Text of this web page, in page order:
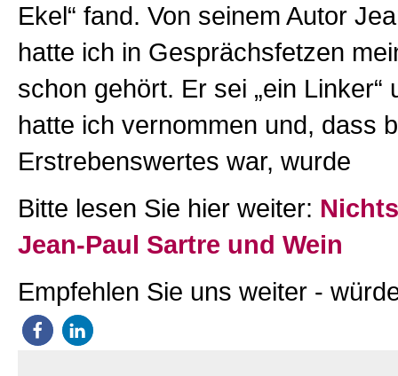
Ekel“ fand. Von seinem Autor
hatte ich in Gesprächsfetzen
schon gehört. Er sei „ein Linker“
hatte ich vernommen und, dass
Erstrebenswertes war, wurde
Bitte lesen Sie hier weiter:
Jean-Paul Sartre und Wein
Empfehlen Sie uns weiter -